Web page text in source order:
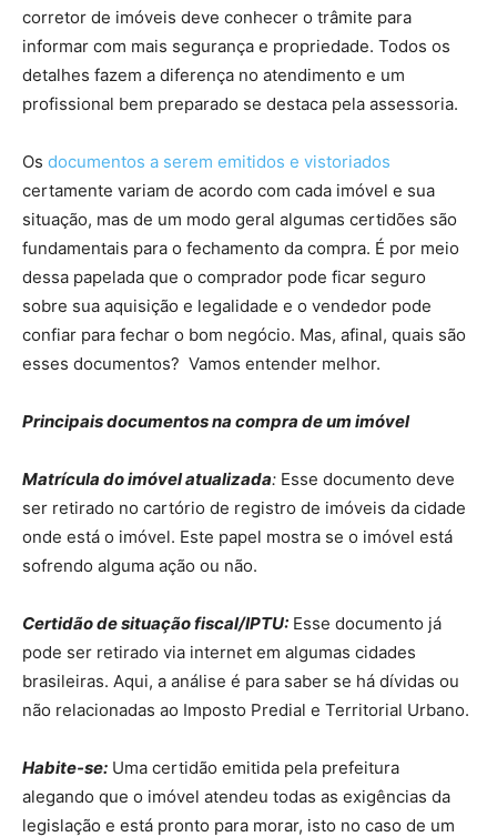
corretor de imóveis deve conhecer o trâmite para
informar com mais segurança e propriedade. Todos os
detalhes fazem a diferença no atendimento e um
profissional bem preparado se destaca pela assessoria.
Os documentos a serem emitidos e vistoriados
certamente variam de acordo com cada imóvel e sua
situação, mas de um modo geral algumas certidões são
fundamentais para o fechamento da compra. É por meio
dessa papelada que o comprador pode ficar seguro
sobre sua aquisição e legalidade e o vendedor pode
confiar para fechar o bom negócio. Mas, afinal, quais são
esses documentos? Vamos entender melhor.
Principais documentos na compra de um imóvel
Matrícula do imóvel atualizada: Esse documento deve
ser retirado no cartório de registro de imóveis da cidade
onde está o imóvel. Este papel mostra se o imóvel está
sofrendo alguma ação ou não.
Certidão de situação fiscal/IPTU: Esse documento já
pode ser retirado via internet em algumas cidades
brasileiras. Aqui, a análise é para saber se há dívidas ou
não relacionadas ao Imposto Predial e Territorial Urbano.
Habite-se: Uma certidão emitida pela prefeitura
alegando que o imóvel atendeu todas as exigências da
legislação e está pronto para morar, isto no caso de um